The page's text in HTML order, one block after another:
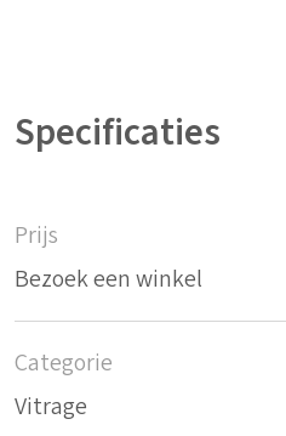
Specificaties
Prijs
Bezoek een winkel
Categorie
Vitrage